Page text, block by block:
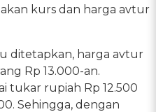
kurs dan harga avtur
ditetapkan, harga avtur
Rp 13.000-an.
tukar rupiah Rp 12.500
Sehingga, dengan